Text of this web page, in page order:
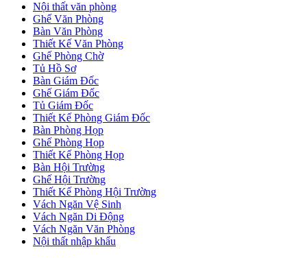
Nội thất văn phòng
Ghế Văn Phòng
Bàn Văn Phòng
Thiết Kế Văn Phòng
Ghế Phòng Chờ
Tủ Hồ Sơ
Bàn Giám Đốc
Ghế Giám Đốc
Tủ Giám Đốc
Thiết Kế Phòng Giám Đốc
Bàn Phòng Họp
Ghế Phòng Họp
Thiết Kế Phòng Họp
Bàn Hội Trường
Ghế Hội Trường
Thiết Kế Phòng Hội Trường
Vách Ngăn Vệ Sinh
Vách Ngăn Di Động
Vách Ngăn Văn Phòng
Nội thất nhập khẩu